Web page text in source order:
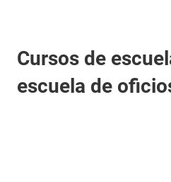
Cursos de
escuela de